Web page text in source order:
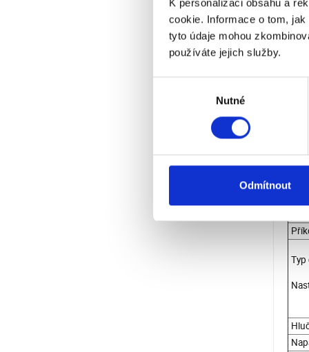
K personalizaci obsahu a
cookie. Informace o tom,
tyto údaje mohou
používáte jejich služby.
Nutné
Odmítnout
Pak
Po
Typ